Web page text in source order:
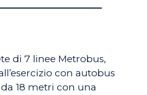
di 7 linee Metrobus,
con autobus
18 metri con una